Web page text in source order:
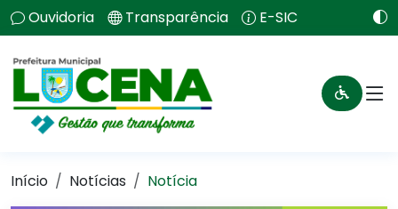
Ouvidoria Transparência E-SIC
Início Notícias Notícia